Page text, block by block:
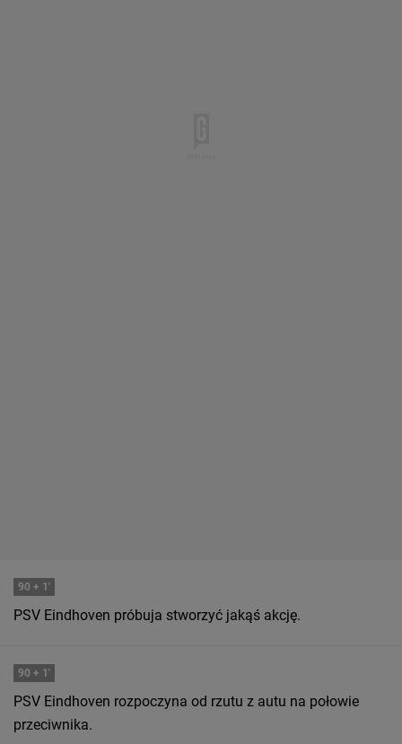
90 + 1'
PSV Eindhoven próbuja stworzyć jakąś akcję.
90 + 1'
PSV Eindhoven rozpoczyna od rzutu z autu na połowie
przeciwnika.